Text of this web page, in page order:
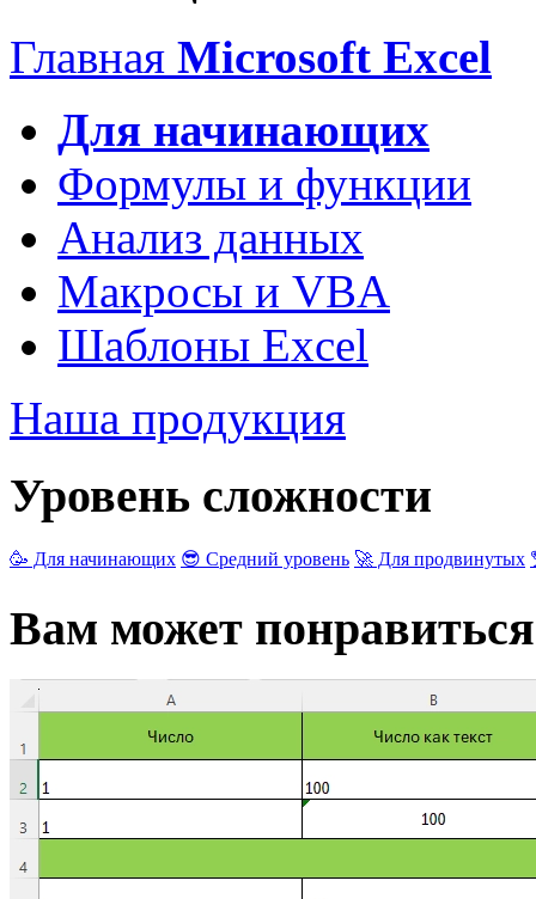
Главная Microsoft Excel
Для начинающих
Формулы и функции
Анализ данных
Макросы и VBA
Шаблоны Excel
Наша продукция
Уровень сложности
🥳 Для начинающих 😎 Средний уровень 🚀 Для продвинутых
Вам может понравиться